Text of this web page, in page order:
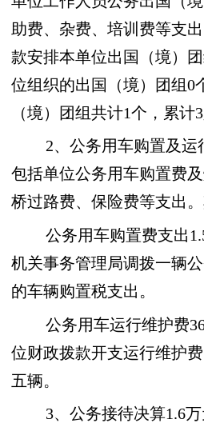
助费、杂费、培训费等支
款安排本单位出国（境）团
位组织的出国（境）团组0
（境）团组共计1个，累计3
2、公务用车购置及运
包括单位公务用车购置费
桥过路费、保险费等支出。
公务用车购置费支出
机关事务管理局调拨一辆
的车辆购置税支出。
公务用车运行维护费
位财政拨款开支运行维护
五辆。
3、公务接待决算1.6